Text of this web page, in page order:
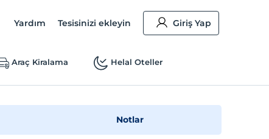
Yardım Tesisinizi ekleyin Giriş Yap
Araç Kiralama Helal Oteller
Notlar